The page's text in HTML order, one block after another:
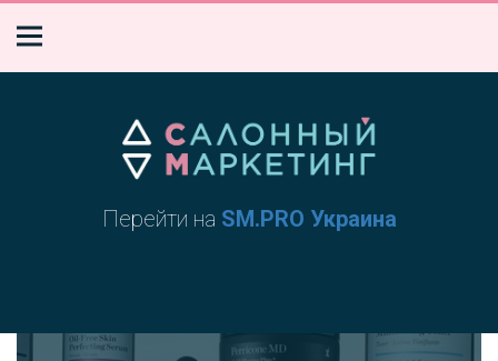
Перейти на SM.PRO Украина